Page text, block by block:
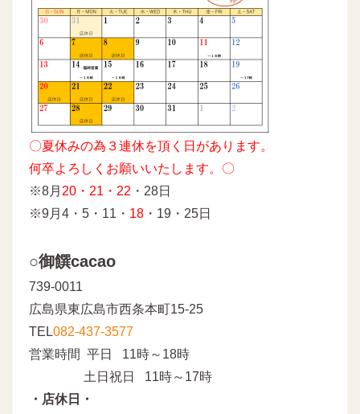
〇夏休みの為３連休を頂く日があります。
何卒よろしくお願いいたします。〇
※8月 20・21・22 ・28日
※9月4・5・11・ 18 ・19・25日
○御饌cacao
739-0011
広島県東広島市西条本町15-25
TEL082-437-3577
営業時間 平日 11時～18時
土日祝日 11時～17時
・店休日・